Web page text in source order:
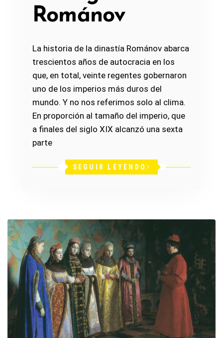
Románov
La historia de la dinastía Románov abarca
trescientos años de autocracia en los
que, en total, veinte regentes gobernaron
uno de los imperios más duros del
mundo. Y no nos referimos solo al clima.
En proporción al tamaño del imperio, que
a finales del siglo XIX alcanzó una sexta
parte
SEGUIR LEYENDO